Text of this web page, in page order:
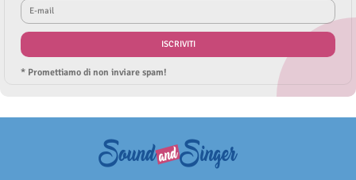
* Promettiamo di non inviare spam!